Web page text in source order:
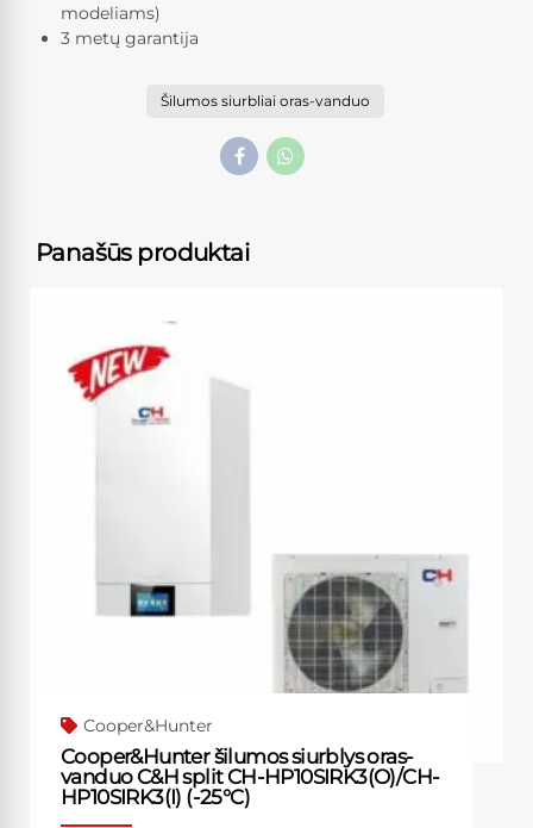
modeliams)
3 metų garantija
Šilumos siurbliai oras-vanduo
Panašūs produktai
Cooper&Hunter
Cooper&Hunter šilumos siurblys oras-
vanduo C&H split CH-HP10SIRK3(O)/CH-
HP10SIRK3(I) (-25°C)